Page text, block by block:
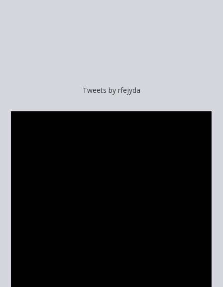
Tweets by rfejyda